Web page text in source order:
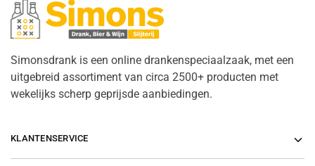
Simonsdrank is een online drankenspeciaalzaak, met een
uitgebreid assortiment van circa 2500+ producten met
wekelijks scherp geprijsde aanbiedingen.
KLANTENSERVICE